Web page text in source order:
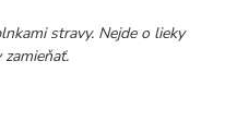
stravy. Nejde o lieky
zamieňať.